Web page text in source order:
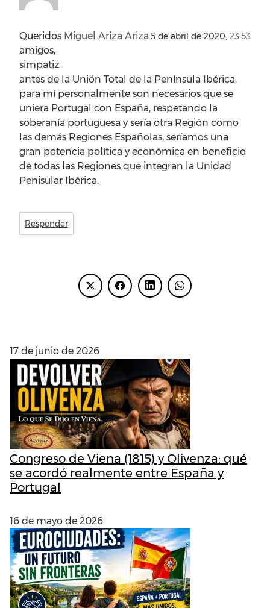
Miguel Ariza Ariza 5 de abril de 2020, 23:53
Queridos
amigos,
simpatiz
antes de la Unión Total de la Península Ibérica,
para mí personalmente son necesarios que se
uniera Portugal con España, respetando la
soberanía portuguesa y sería otra Región como
las demás Regiones Españolas, seríamos una
gran potencia política y económica en beneficio
de todas las Regiones que integran la Unidad
Penisular Ibérica.
Responder
17 de junio de 2026
Congreso de Viena (1815) y Olivenza: qué
se acordó realmente entre España y
Portugal
16 de mayo de 2026